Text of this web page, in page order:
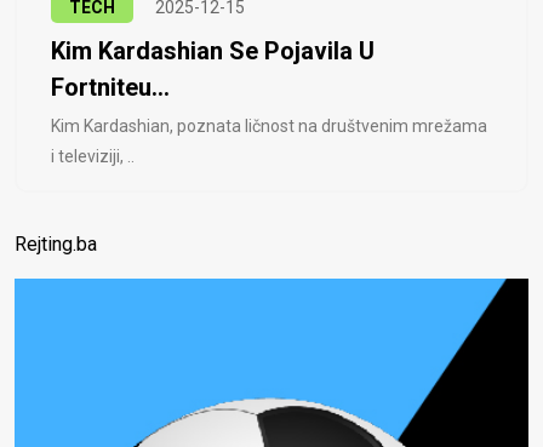
TECH 2025-12-15
Kim Kardashian Se Pojavila U
Fortniteu...
Kim Kardashian, poznata ličnost na društvenim mrežama
i televiziji, ..
Rejting.ba